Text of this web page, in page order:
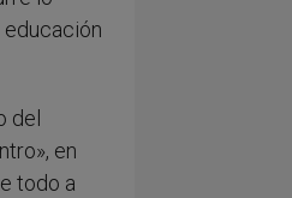
educación
del
en
todo a